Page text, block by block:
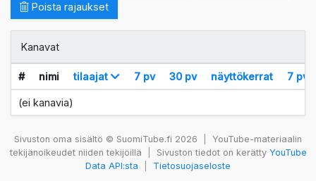
Poista rajaukset
Kanavat
# nimi tilaajat 7 pv 30 pv näyttökerrat 7 pv
(ei kanavia)
Sivuston oma sisältö © SuomiTube.fi 2026
YouTube-materiaalin
tekijänoikeudet niiden tekijöillä
Sivuston tiedot on kerätty YouTube
Data API:sta
Tietosuojaseloste